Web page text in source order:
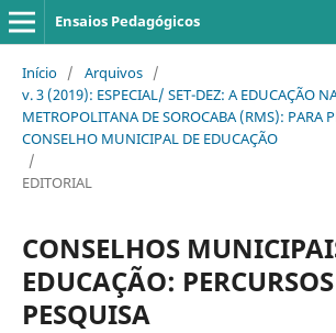
Ensaios Pedagógicos
Início / Arquivos /
v. 3 (2019): ESPECIAL/ SET-DEZ: A EDUCAÇÃO
METROPOLITANA DE SOROCABA (RMS): PARA
CONSELHO MUNICIPAL DE EDUCAÇÃO
/
EDITORIAL
CONSELHOS
EDUCAÇÃO:
PESQUISA